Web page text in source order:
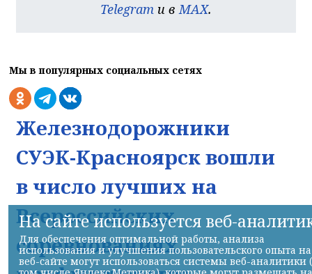
Telegram и вMAX.
Мы в популярных социальных сетях
Железнодорожники
СУЭК-Красноярск вошли
в число лучших на
Всероссийских
соревнованиях
На сайте используется веб-
Для обеспечения оптимальной работы, анализа
использования и улучшения пользовательского опыта на
веб-сайте могут использоваться системы веб-аналитики